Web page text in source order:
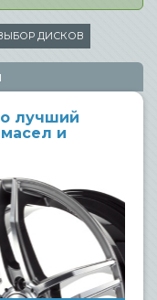
ДИСКОВ
лучший
и